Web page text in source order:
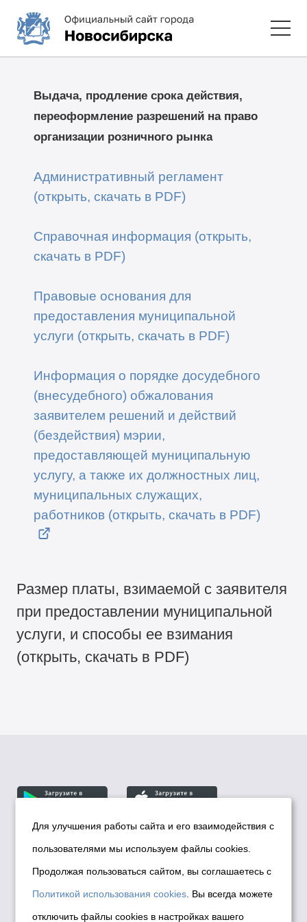
Выдача, продление срока действия,
переоформление разрешений на право
организации розничного рынка
Административный регламент
(открыть, скачать в PDF)
Справочная информация (открыть,
скачать в PDF)
Правовые основания для
предоставления муниципальной
услуги (открыть, скачать в PDF)
Информация о порядке досудебного
(внесудебного) обжалования
заявителем решений и действий
(бездействия) мэрии,
предоставляющей муниципальную
услугу, а также их должностных лиц,
муниципальных служащих,
работников (открыть, скачать в PDF)
Размер платы, взимаемой с заявителя
при предоставлении муниципальной
услуги, и способы ее взимания
(открыть, скачать в PDF)
© Департамент информационной политики мэрии
города Новосибирска, 2026
Политика использования Cookies
Политика по обработке персональных
Для улучшения работы сайта и его взаимодействия с
пользователями мы используем файлы cookies.
Продолжая пользоваться сайтом, вы соглашаетесь с
Политикой использования cookies . Вы всегда можете
отключить файлы cookies в настройках вашего